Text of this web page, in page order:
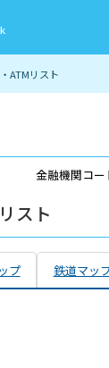
ATMリスト
金融機関コ
スト
プ 鉄道マッ